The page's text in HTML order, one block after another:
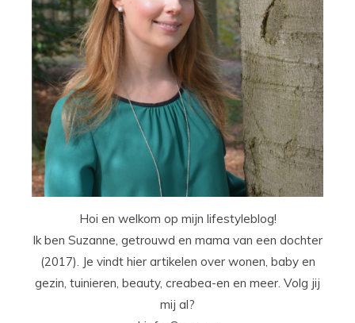
Hoi en welkom op mijn lifestyleblog!
Ik ben Suzanne, getrouwd en mama van een dochter
(2017). Je vindt hier artikelen over wonen, baby en
gezin, tuinieren, beauty, creabea-en en meer. Volg jij
mij al?